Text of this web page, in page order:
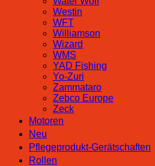
Westin
WFT
Williamson
Wizard
WMS
YAD Fishing
Yo-Zuri
Zammataro
Zebco Europe
Zeck
Motoren
Neu
Pflegeprodukt-Gerätschaften
Rollen